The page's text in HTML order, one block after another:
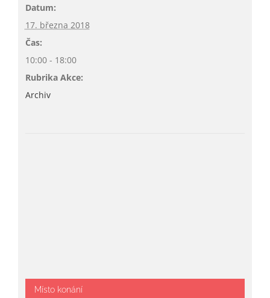
Datum:
17. března 2018
Čas:
10:00 - 18:00
Rubrika Akce:
Archiv
Místo konání